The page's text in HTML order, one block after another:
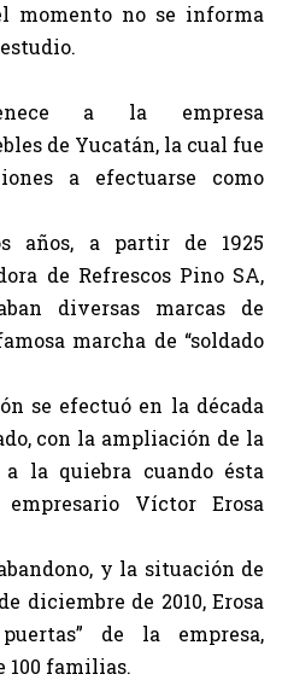
momento no se informa
a la empresa
de Yucatán, la cual fue
a efectuarse como
años, a partir de 1925
de Refrescos Pino SA,
diversas marcas de
marcha de “soldado
se efectuó en la década
con la ampliación de la
la quiebra cuando ésta
Víctor Erosa
y la situación de
diciembre de 2010, Erosa
de la empresa,
100 familias.